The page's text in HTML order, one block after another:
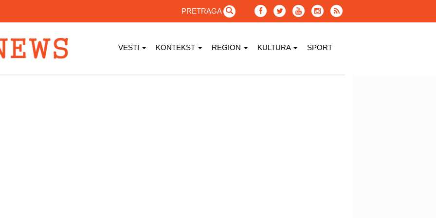
PRETRAGA
VESTI KONTEKST REGION KULTURA SPORT